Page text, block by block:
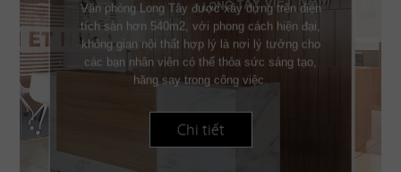
Văn phòng Long Tây được xây dựng trên diện
tích sàn hơn 540m2, với phong cách hiện đại,
không gian nội thất hợp lý là nơi lý tưởng cho
các bạn nhân viên có thể thỏa sức sáng tạo,
hăng say trong công việc.
Chi tiết